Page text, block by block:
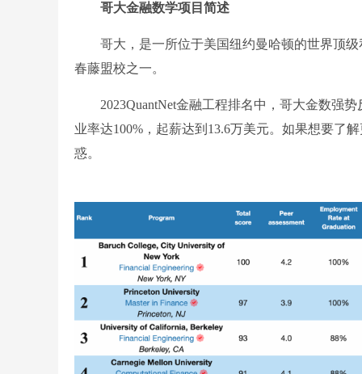
哥大金融数学项目简述
哥大，是一所位于美国纽约曼哈顿的世界顶级
春藤盟校之一。
2023QuantNet金融工程排名中，哥大金数强势
业率达100%，起薪达到13.6万美元。如果想要了
惑。